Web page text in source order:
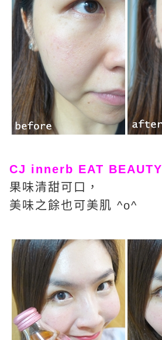
CJ innerb EAT BEAUTY
果味清甜可口，
美味之餘也可美肌 ^o^